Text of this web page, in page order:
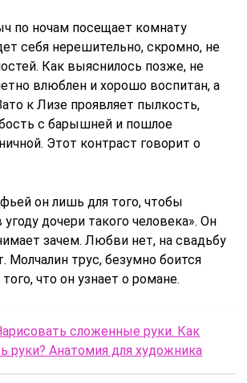
по ночам посещает комнату
себя нерешительно, скромно, не
Как выяснилось позже, не
влюблен и хорошо воспитан, а
к Лизе проявляет пылкость,
с барышней и пошлое
Этот контраст говорит о
он лишь для того, чтобы
дочери такого человека». Он
зачем. Любви нет, на свадьбу
Молчалин трус, безумно боится
что он узнает о романе.
сложенные руки. Как
руки? Анатомия для художника